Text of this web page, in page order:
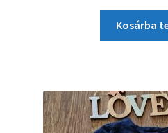
Kosárba